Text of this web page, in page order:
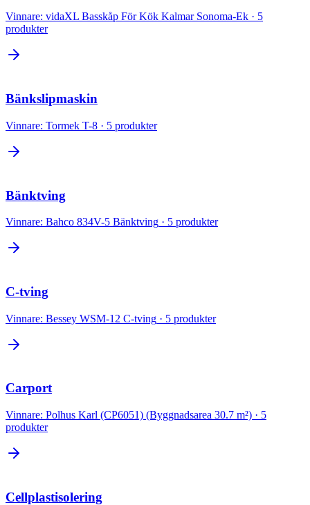
Vinnare: vidaXL Basskåp För Kök Kalmar Sonoma-Ek · 5
produkter
Bänkslipmaskin
Vinnare: Tormek T-8 · 5 produkter
Bänktving
Vinnare: Bahco 834V-5 Bänktving · 5 produkter
C-tving
Vinnare: Bessey WSM-12 C-tving · 5 produkter
Carport
Vinnare: Polhus Karl (CP6051) (Byggnadsarea 30.7 m²) · 5
produkter
Cellplastisolering